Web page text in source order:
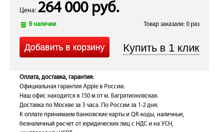
Цена: 264 000 руб.
В наличии Товар заказали: 0 раз
Оплата, доставка, гарантия:
Официальная гарантия Apple в России.
Наш офис находится в 150 м от м. Багратионовская.
Доставка по Москве за 3 часа. По России за 1-2 дня.
К оплате принимаем банковские карты и QR коды, наличные,
безналичный расчет от юридических лиц с НДС и на УСН,